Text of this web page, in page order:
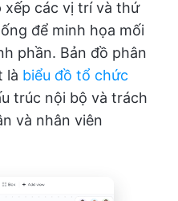
xếp các vị trí và thứ
để minh họa mối
phần. Bản đồ phân
là biểu đồ tổ chức
trúc nội bộ và trách
và nhân viên